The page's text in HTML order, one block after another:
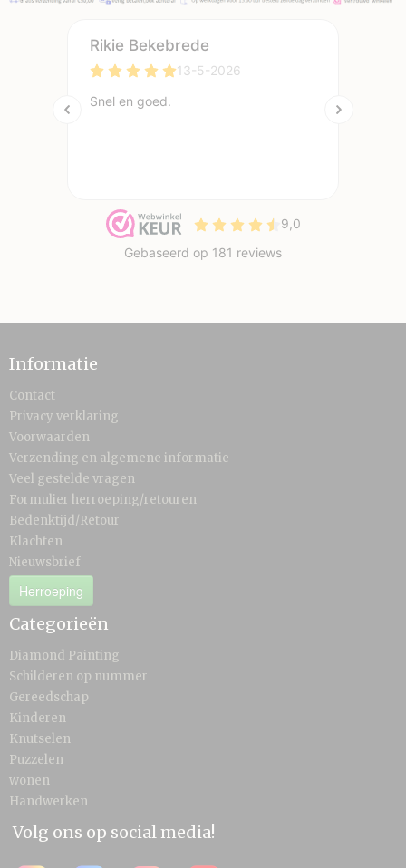
Informatie
Contact
Privacy verklaring
Voorwaarden
Verzending en algemene informatie
Veel gestelde vragen
Formulier herroeping/retouren
Bedenktijd/Retour
Klachten
Nieuwsbrief
Herroeping
Categorieën
Diamond Painting
Schilderen op nummer
Gereedschap
Kinderen
Knutselen
Puzzelen
wonen
Handwerken
Volg ons op social media!